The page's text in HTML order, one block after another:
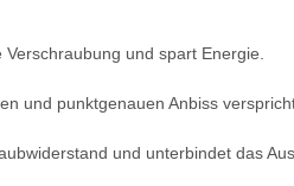
und spart Energie.
und punktgenauen Anbiss
und unterbindet das